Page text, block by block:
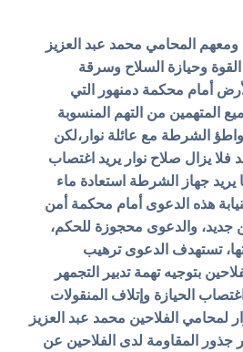
وفلاحة ومعهم المحامي محمد عبد العزيز
وحيازة السلاح وسرقة
أمام محكمة دمنهور التي
المتهمين من التهم المنسوبة
الشرطة مع عائلة نوار،لكن
فلا يزال صلاح نوار يريد اغتصاب
يريد جهاز الشرطة استعادة ماء
هذه الدعوى أمام محكمة أمن
جديد، والدعوى محجوزة للحكم،
تستهدف الدعوى ترهيب
بتوجيه تهمة تدبير التجمهر
الحيازة وإتلاف المنقولات
لمحامي الفلاحين محمد عبد العزيز
جذور المقاومة لدى الفلاحين عن